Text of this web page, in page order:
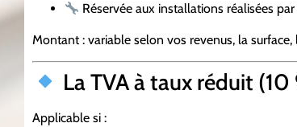
Réservée aux installations réalisées
Montant : variable selon vos revenus, la
La TVA à taux réduit
Applicable si :